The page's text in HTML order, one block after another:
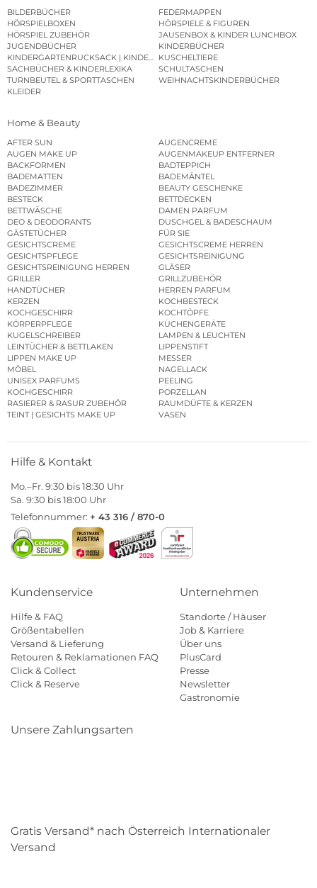
BILDERBÜCHER
FEDERMAPPEN
HÖRSPIELBOXEN
HÖRSPIELE & FIGUREN
HÖRSPIEL ZUBEHÖR
JAUSENBOX & KINDER LUNCHBOX
JUGENDBÜCHER
KINDERBÜCHER
KINDERGARTENRUCKSACK | KINDERGARTENBEUTEL
KUSCHELTIERE
SACHBÜCHER & KINDERLEXIKA
SCHULTASCHEN
TURNBEUTEL & SPORTTASCHEN
WEIHNACHTSKINDERBÜCHER
KLEIDER
Home & Beauty
AFTER SUN
AUGENCREME
AUGEN MAKE UP
AUGENMAKEUP ENTFERNER
BACKFORMEN
BADTEPPICH
BADEMATTEN
BADEMÄNTEL
BADEZIMMER
BEAUTY GESCHENKE
BESTECK
BETTDECKEN
BETTWÄSCHE
DAMEN PARFUM
DEO & DEODORANTS
DUSCHGEL & BADESCHAUM
GÄSTETÜCHER
FÜR SIE
GESICHTSCREME
GESICHTSCREME HERREN
GESICHTSPFLEGE
GESICHTSREINIGUNG
GESICHTSREINIGUNG HERREN
GLÄSER
GRILLER
GRILLZUBEHÖR
HANDTÜCHER
HERREN PARFUM
KERZEN
KOCHBESTECK
KOCHGESCHIRR
KOCHTÖPFE
KÖRPERPFLEGE
KÜCHENGERÄTE
KUGELSCHREIBER
LAMPEN & LEUCHTEN
LEINTÜCHER & BETTLAKEN
LIPPENSTIFT
LIPPEN MAKE UP
MESSER
MÖBEL
NAGELLACK
UNISEX PARFUMS
PEELING
KOCHGESCHIRR
PORZELLAN
RASIERER & RASUR ZUBEHÖR
RAUMDÜFTE & KERZEN
TEINT | GESICHTS MAKE UP
VASEN
Hilfe & Kontakt
Mo.–Fr. 9:30 bis 18:30 Uhr
Sa. 9:30 bis 18:00 Uhr
Telefonnummer: + 43 316 / 870-0
Kundenservice
Hilfe & FAQ
Größentabellen
Versand & Lieferung
Retouren & Reklamationen FAQ
Click & Collect
Click & Reserve
Unternehmen
Standorte / Häuser
Job & Karriere
Über uns
PlusCard
Presse
Newsletter
Gastronomie
Unsere Zahlungsarten
Gratis Versand* nach Österreich Internationaler
Versand